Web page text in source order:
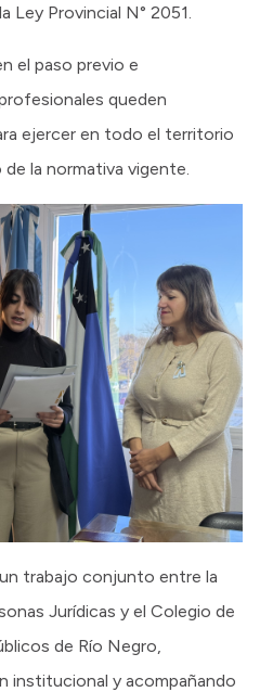
Ley Provincial N° 2051.
el paso previo e
queden
ejercer en todo el territorio
la normativa vigente.
trabajo conjunto entre la
Jurídicas y el Colegio de
de Río Negro,
institucional y acompañando